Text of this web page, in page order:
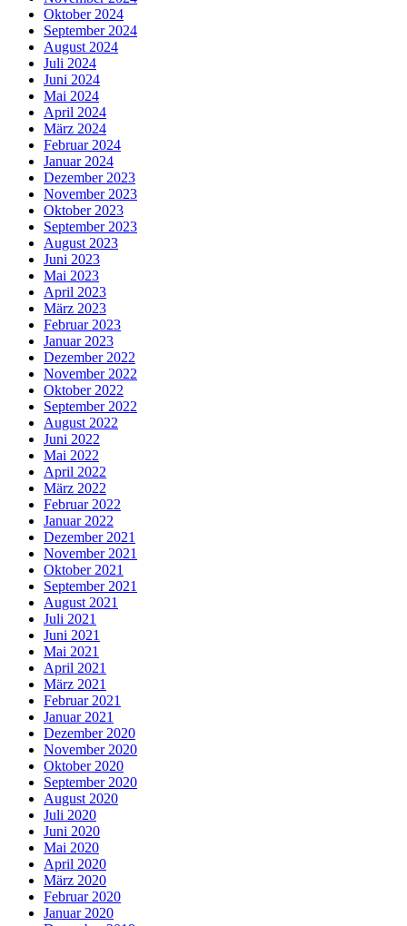
Oktober 2024
September 2024
August 2024
Juli 2024
Juni 2024
Mai 2024
April 2024
März 2024
Februar 2024
Januar 2024
Dezember 2023
November 2023
Oktober 2023
September 2023
August 2023
Juni 2023
Mai 2023
April 2023
März 2023
Februar 2023
Januar 2023
Dezember 2022
November 2022
Oktober 2022
September 2022
August 2022
Juni 2022
Mai 2022
April 2022
März 2022
Februar 2022
Januar 2022
Dezember 2021
November 2021
Oktober 2021
September 2021
August 2021
Juli 2021
Juni 2021
Mai 2021
April 2021
März 2021
Februar 2021
Januar 2021
Dezember 2020
November 2020
Oktober 2020
September 2020
August 2020
Juli 2020
Juni 2020
Mai 2020
April 2020
März 2020
Februar 2020
Januar 2020